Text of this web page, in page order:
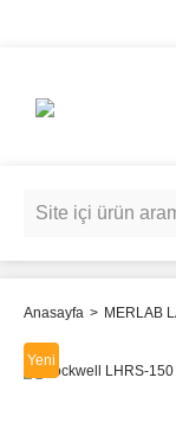
Anasayfa MERLAB
Yeni